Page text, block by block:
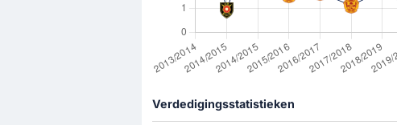
Verdedigingsstatistieken